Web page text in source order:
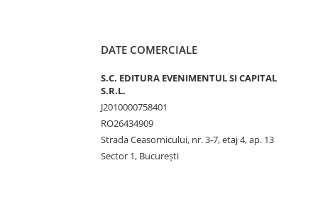
DATE COMERCIALE
S.C. EDITURA EVENIMENTUL SI CAPITAL
S.R.L.
J2010000758401
RO26434909
Strada Ceasornicului, nr. 3-7, etaj 4, ap. 13
Sector 1, Bucureşti